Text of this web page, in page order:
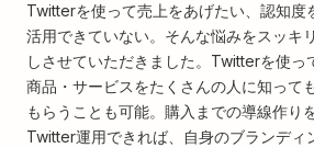
Twitterを使って売上をあげたい、認知度
活用できていない。そんな悩みをスッキ
しさせていただきました。Twitterを使っ
商品・サービスをたくさんの人に知って
もらうことも可能。購入までの導線作り
Twitter運用できれば、自身のブランディ